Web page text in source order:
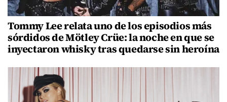
Tommy Lee relata uno de los episodios más
sórdidos de Mötley Crüe: la noche en que se
inyectaron whisky tras quedarse sin heroína